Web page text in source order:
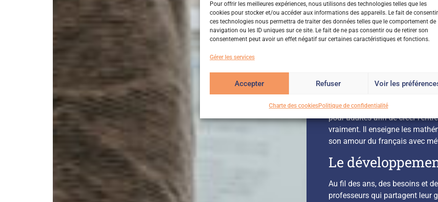
Pour offrir les meilleures expériences, nous utilisons des technologies telles que les
cookies pour stocker et/ou accéder aux informations des appareils. Le fait de
ces technologies nous permettra de traiter des données telles que le comportement de
navigation ou les ID uniques sur ce site. Le fait de ne pas consentir ou de retirer son
consentement peut avoir un effet négatif sur certaines caractéristiques et fonctions.
Gérer les services
Accepter Refuser Voir les
Charte des cookiesPolitique de confidentialité
Elle donne toutes leurs
et leurs enfants de véritables
Historique de
L’école des devoirs est
Serves et Michele Devaude.
pour adultes afin de créer
vraiment. Il enseigne les
son amour du français avec
Le
Au fil des ans, des besoins et
professeurs qui partagent leur